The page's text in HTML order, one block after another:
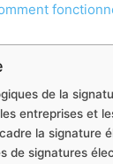
de la
entreprises et
la signature
de signatures